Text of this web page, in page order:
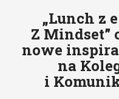
„Lunch z
Z Mindset”
nowe
na
i